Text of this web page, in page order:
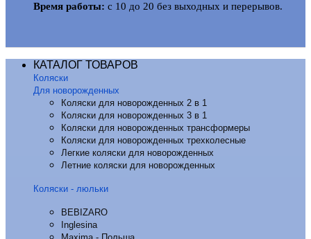
Время работы: с 10 до 20 без выходных и перерывов.
КАТАЛОГ ТОВАРОВ
Коляски
Для новорожденных
Коляски для новорожденных 2 в 1
Коляски для новорожденных 3 в 1
Коляски для новорожденных трансформеры
Коляски для новорожденных трехколесные
Легкие коляски для новорожденных
Летние коляски для новорожденных
Коляски - люльки
BEBIZARO
Inglesina